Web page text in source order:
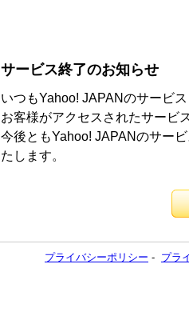
サービス終了のお知らせ
いつもYahoo! JAPANのサービ
お客様がアクセスされたサービ
今後ともYahoo! JAPANのサー
たします。
プライバシーポリシー - プラ